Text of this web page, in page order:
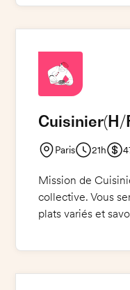
Cuisinier(H/
Paris 21h
Mission de
collective. Vous
plats variés et
Vous devrez